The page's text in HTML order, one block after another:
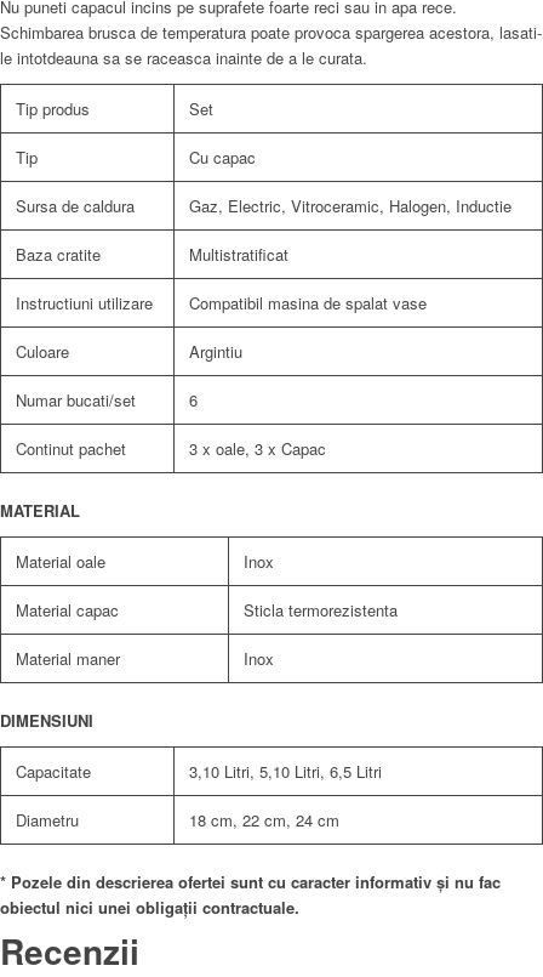
Nu puneti capacul incins pe suprafete foarte reci sau in apa rece.
Schimbarea brusca de temperatura poate provoca spargerea acestora, lasati-
le intotdeauna sa se raceasca inainte de a le curata.
Tip produs Set
Tip Cu capac
Sursa de caldura Gaz, Electric, Vitroceramic, Halogen, Inductie
Baza cratite Multistratificat
Instructiuni utilizare Compatibil masina de spalat vase
Culoare Argintiu
Numar bucati/set 6
Continut pachet 3 x oale, 3 x Capac
MATERIAL
Material oale Inox
Material capac Sticla termorezistenta
Material maner Inox
DIMENSIUNI
Capacitate 3,10 Litri, 5,10 Litri, 6,5 Litri
Diametru 18 cm, 22 cm, 24 cm
* Pozele din descrierea ofertei sunt cu caracter informativ și nu fac
obiectul nici unei obligații contractuale.
Recenzii